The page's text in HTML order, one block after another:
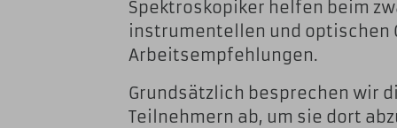
Spektroskopiker helfen beim
instrumentellen und optischen
Arbeitsempfehlungen.
Grundsätzlich besprechen wir
Teilnehmern ab, um sie dort